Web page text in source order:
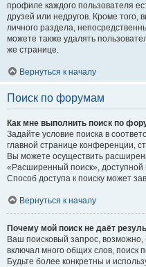
профиле каждого пользователя
друзей или недругов. Кроме того,
личного раздела,
можете также удалять
же странице.
Вернуться к началу
Поиск по форумам
Как мне выполнить поиск по
Задайте условие поиска в
главной странице конференции,
Вы можете осуществить
«Расширенный поиск»,
Способ доступа к поиску может
Вернуться к началу
Почему мой поиск не даёт
Ваш поисковый запрос,
включал много общих слов, поиск
Будьте более конкретны и